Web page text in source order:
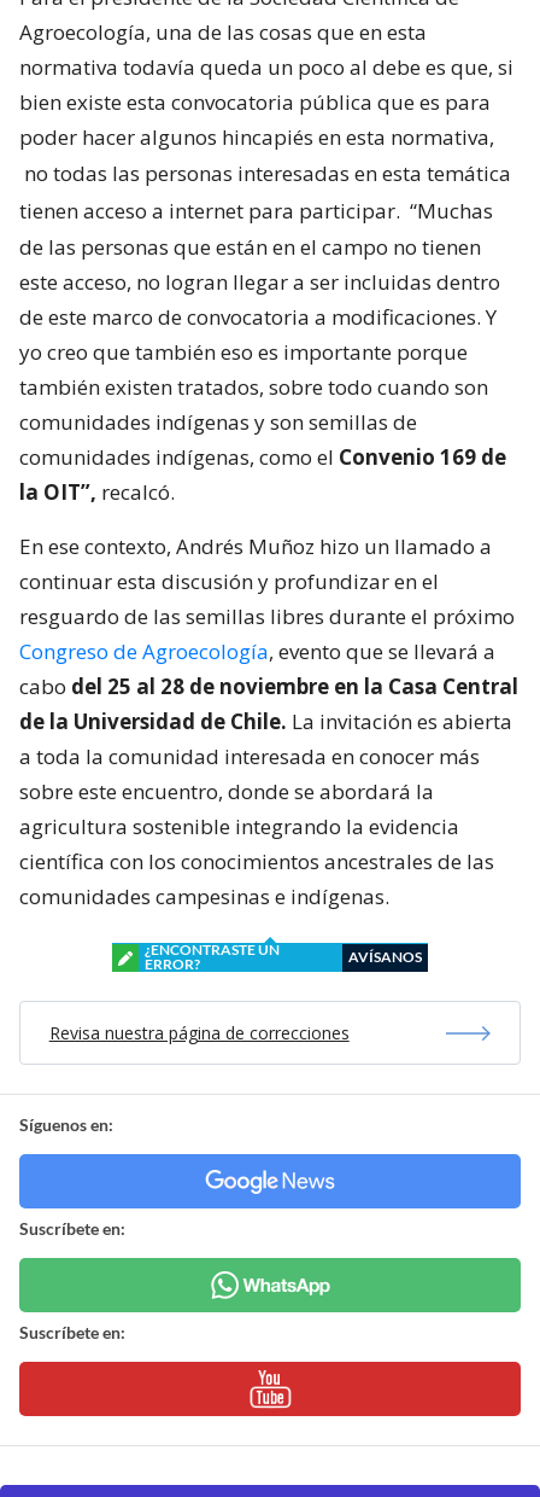
Agroecología, una de las cosas que en esta
normativa todavía queda un poco al debe es que, si
bien existe esta convocatoria pública que es para
poder hacer algunos hincapiés en esta normativa,
no todas las personas interesadas en esta temática
tienen acceso a internet para participar. “Muchas
de las personas que están en el campo no tienen
este acceso, no logran llegar a ser incluidas dentro
de este marco de convocatoria a modificaciones. Y
yo creo que también eso es importante porque
también existen tratados, sobre todo cuando son
comunidades indígenas y son semillas de
comunidades indígenas, como el Convenio 169 de
la OIT”, recalcó.
En ese contexto, Andrés Muñoz hizo un llamado a
continuar esta discusión y profundizar en el
resguardo de las semillas libres durante el próximo
Congreso de Agroecología, evento que se llevará a
cabo del 25 al 28 de noviembre en la Casa Central
de la Universidad de Chile. La invitación es abierta
a toda la comunidad interesada en conocer más
sobre este encuentro, donde se abordará la
agricultura sostenible integrando la evidencia
científica con los conocimientos ancestrales de las
comunidades campesinas e indígenas.
¿ENCONTRASTE UN
ERROR?
AVÍSANOS
Revisa nuestra página de correcciones
Síguenos en:
Suscríbete en:
Suscríbete en: